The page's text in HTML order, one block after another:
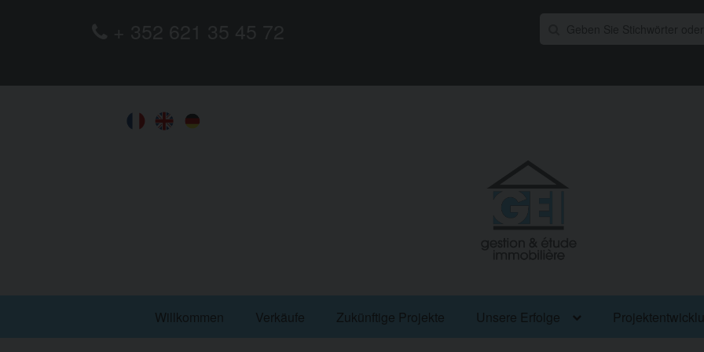
Willkommen Verkäufe Zukünftige Projekte Unsere Erfolge